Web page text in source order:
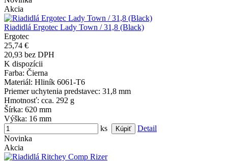
Akcia
Riadidlá Ergotec Lady Town / 31,8 (Black)
Ergotec
25,74 €
20,93 bez DPH
K dispozícii
Farba: Čierna
Materiál: Hliník 6061-T6
Priemer uchytenia predstavec: 31,8 mm
Hmotnosť: cca. 292 g
Šírka: 620 mm
Výška: 16 mm
ks
Detail
Novinka
Akcia